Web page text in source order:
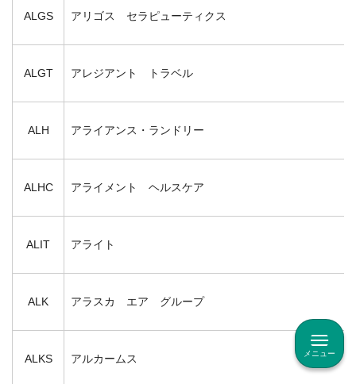
メニュー
ALGS アリゴス セラピューティクス
ALGT アレジアント トラベル
ALH アライアンス・ランドリー
ALHC アライメント ヘルスケア
ALIT アライト
ALK アラスカ エア グループ
ALKS アルカームス